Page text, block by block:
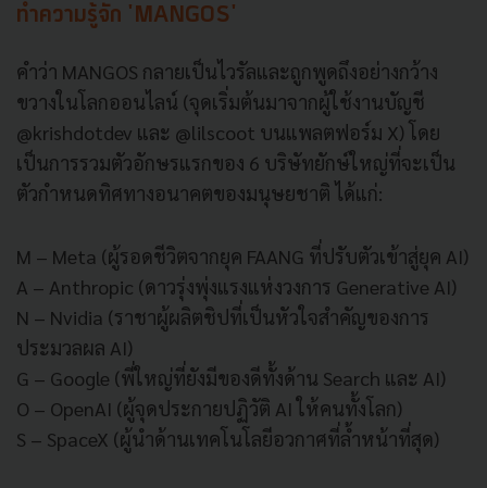
ทำความรู้จัก 'MANGOS'
คำว่า MANGOS กลายเป็นไวรัลและถูกพูดถึงอย่างกว้าง
ขวางในโลกออนไลน์ (จุดเริ่มต้นมาจากผู้ใช้งานบัญชี
@krishdotdev และ @lilscoot บนแพลตฟอร์ม X) โดย
เป็นการรวมตัวอักษรแรกของ 6 บริษัทยักษ์ใหญ่ที่จะเป็น
ตัวกำหนดทิศทางอนาคตของมนุษยชาติ ได้แก่:
M – Meta (ผู้รอดชีวิตจากยุค FAANG ที่ปรับตัวเข้าสู่ยุค AI)
A – Anthropic (ดาวรุ่งพุ่งแรงแห่งวงการ Generative AI)
N – Nvidia (ราชาผู้ผลิตชิปที่เป็นหัวใจสำคัญของการ
ประมวลผล AI)
G – Google (พี่ใหญ่ที่ยังมีของดีทั้งด้าน Search และ AI)
O – OpenAI (ผู้จุดประกายปฏิวัติ AI ให้คนทั้งโลก)
S – SpaceX (ผู้นำด้านเทคโนโลยีอวกาศที่ล้ำหน้าที่สุด)